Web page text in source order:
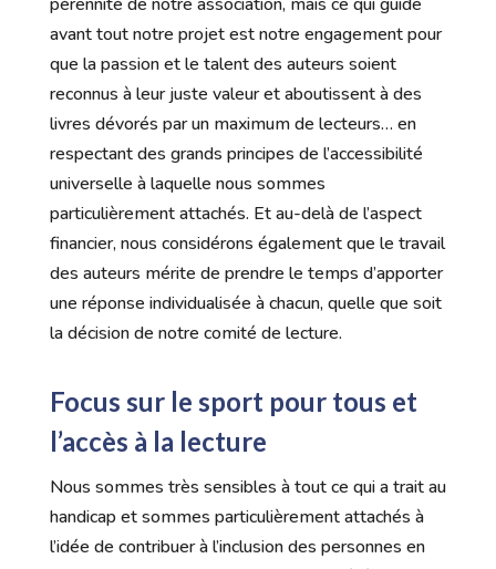
avant tout notre projet est notre engagement pour
que la passion et le talent des auteurs soient
reconnus à leur juste valeur et aboutissent à des
livres dévorés par un maximum de lecteurs… en
respectant des grands principes de l’accessibilité
universelle à laquelle nous sommes
particulièrement attachés. Et au-delà de l’aspect
financier, nous considérons également que le travail
des auteurs mérite de prendre le temps d’apporter
une réponse individualisée à chacun, quelle que soit
la décision de notre comité de lecture.
Focus sur le sport pour tous et
l’accès à la lecture
Nous sommes très sensibles à tout ce qui a trait au
handicap et sommes particulièrement attachés à
l’idée de contribuer à l’inclusion des personnes en